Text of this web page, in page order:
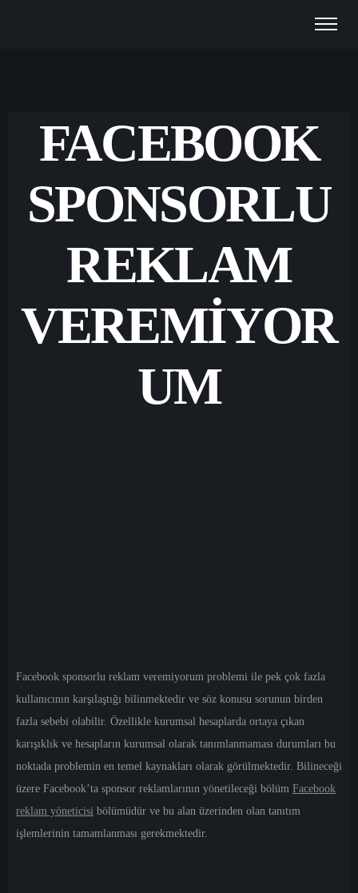
FACEBOOK
SPONSORLU
REKLAM
VEREMIYOR
UM
Facebook sponsorlu reklam veremiyorum problemi ile pek çok fazla
kullanıcının karşılaştığı bilinmektedir ve söz konusu sorunun birden
fazla sebebi olabilir. Özellikle kurumsal hesaplarda ortaya çıkan
karışıklık ve hesapların kurumsal olarak tanımlanmaması durumları bu
noktada problemin en temel kaynakları olarak görülmektedir. Bilineceği
üzere Facebook’ta sponsor reklamlarının yönetileceği bölüm Facebook
reklam yöneticisi bölümüdür ve bu alan üzerinden olan tanıtım
işlemlerinin tamamlanması gerekmektedir.